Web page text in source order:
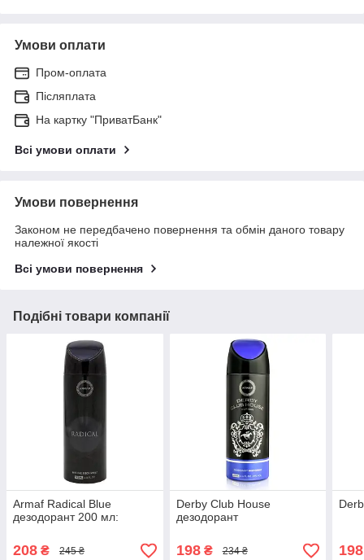
Умови оплати
Пром-оплата
Післяплата
На картку "ПриватБанк"
Всі умови оплати
Умови повернення
Законом не передбачено повернення та обмін даного товару
належної якості
Всі умови повернення
Подібні товари компанії
Armaf Radical Blue
дезодорант 200 мл:
208 ₴ 245 ₴
Derby Club House
дезодорант
198₴ 234 ₴ 198